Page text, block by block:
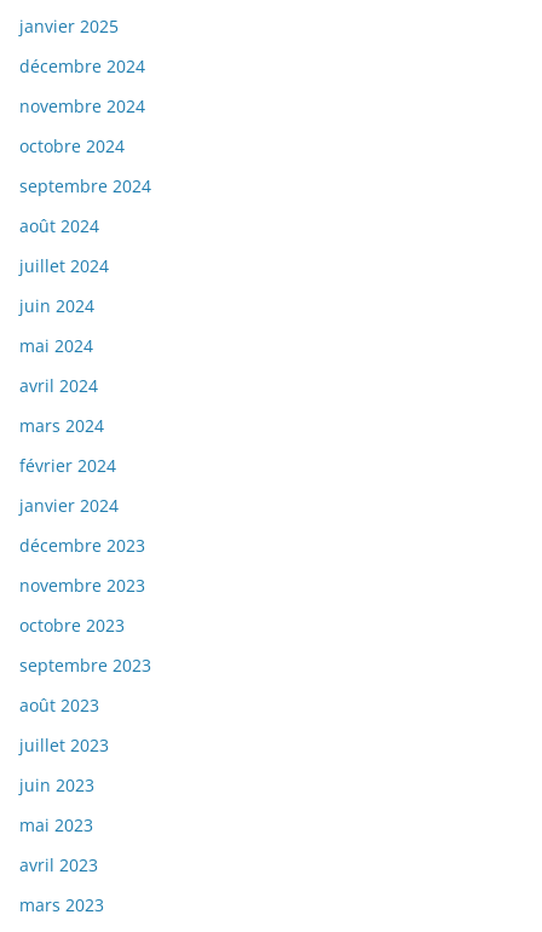
janvier 2025
décembre 2024
novembre 2024
octobre 2024
septembre 2024
août 2024
juillet 2024
juin 2024
mai 2024
avril 2024
mars 2024
février 2024
janvier 2024
décembre 2023
novembre 2023
octobre 2023
septembre 2023
août 2023
juillet 2023
juin 2023
mai 2023
avril 2023
mars 2023